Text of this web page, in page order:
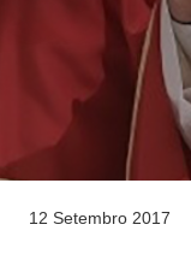
12 Setembro 2017